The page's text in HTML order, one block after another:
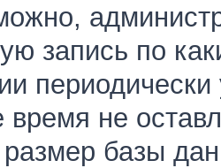
запись по
время не
базы